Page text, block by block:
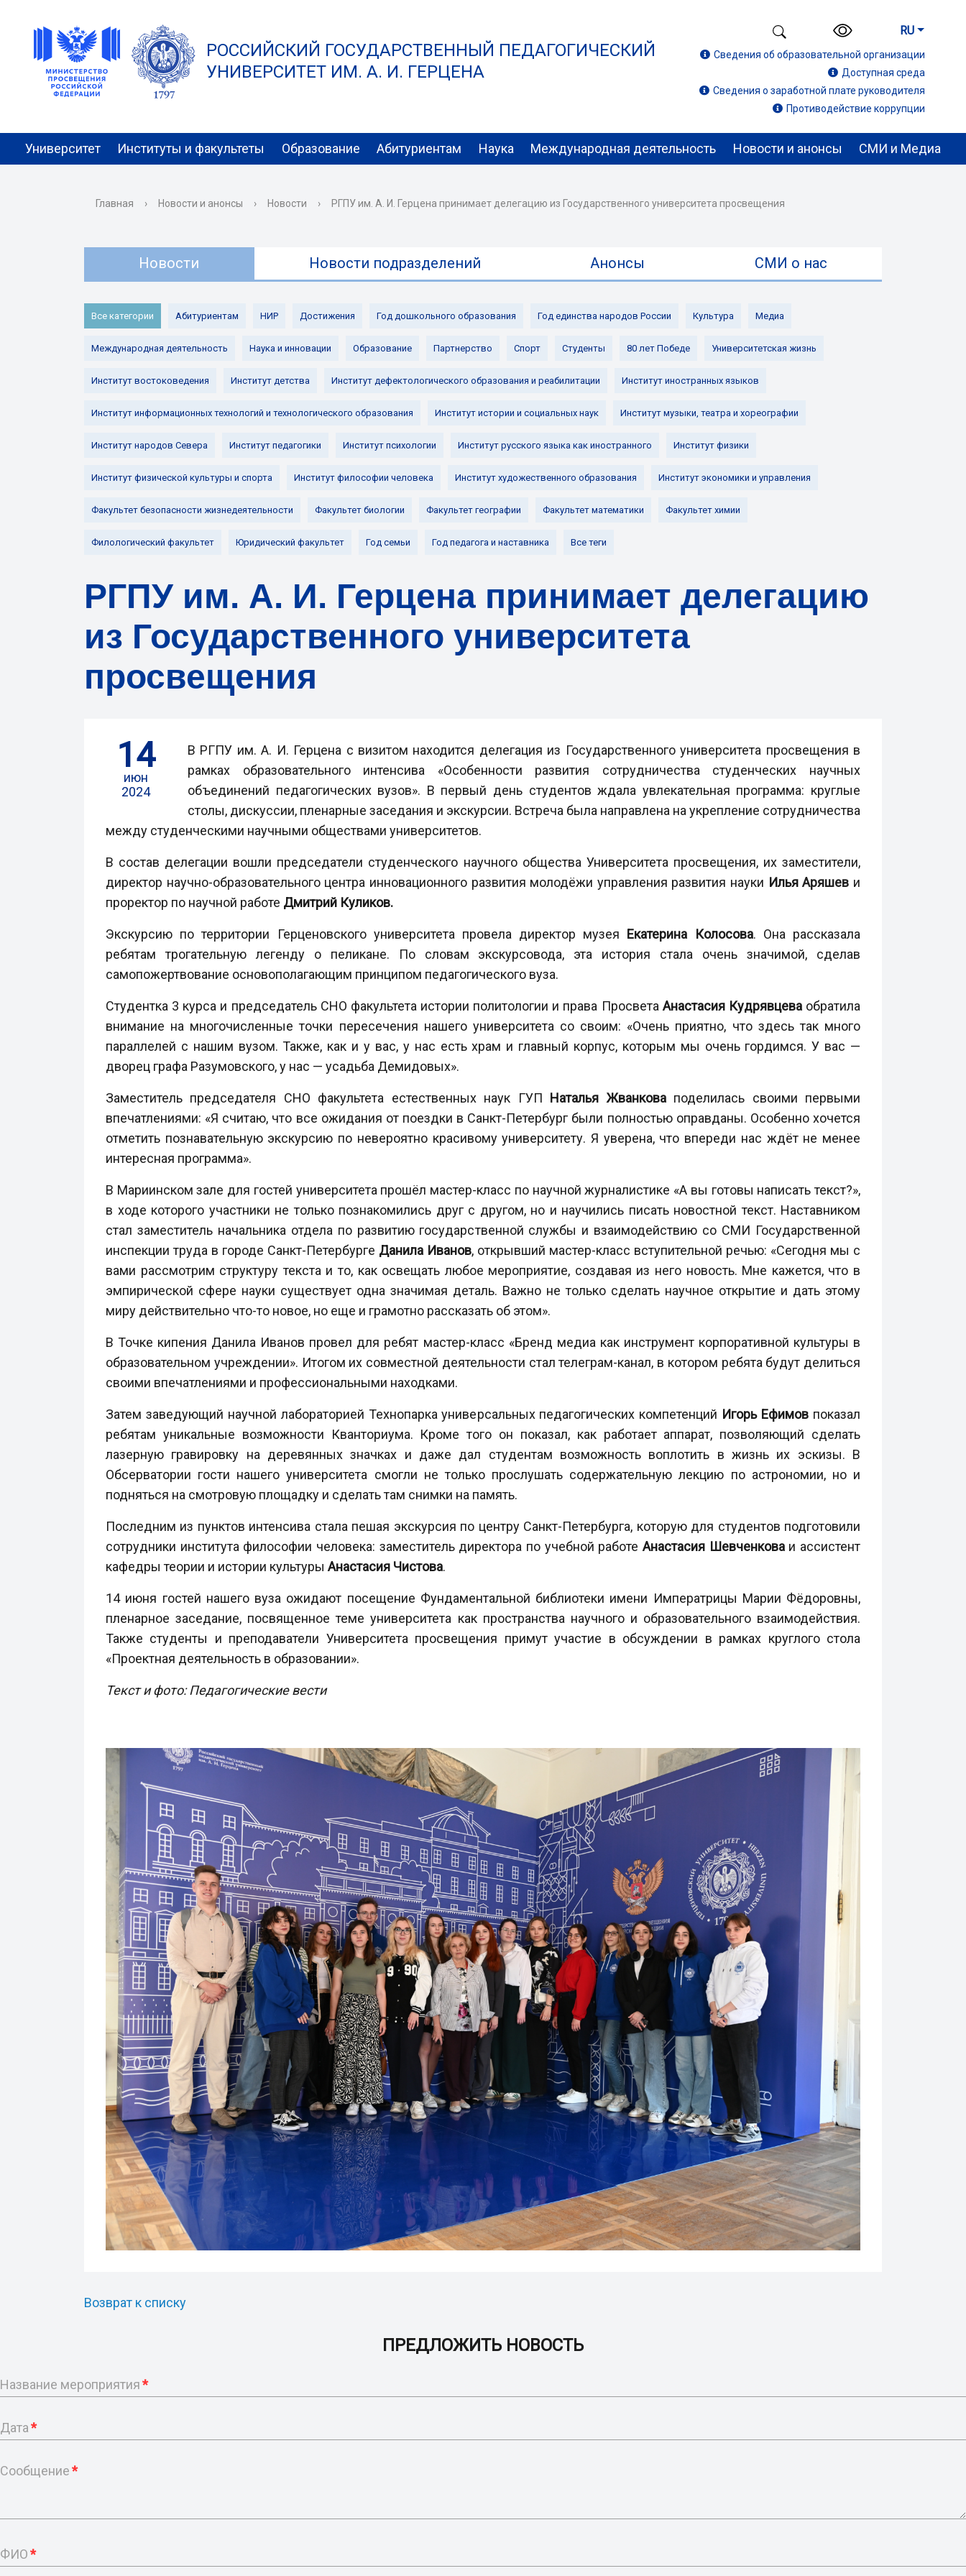
РОССИЙСКИЙ ГОСУДАРСТВЕННЫЙ ПЕДАГОГИЧЕСКИЙ
УНИВЕРСИТЕТ ИМ. А. И. ГЕРЦЕНА
RU
Сведения об образовательной организации
Доступная среда
Сведения о заработной плате руководителя
Противодействие коррупции
Университет Институты и факультеты Образование Абитуриентам Наука Международная деятельность Новости и анонсы СМИ и Медиа
Главная › Новости и анонсы › Новости › РГПУ им. А. И. Герцена принимает делегацию из Государственного университета просвещения
Новости Новости подразделений Анонсы СМИ о нас
Все категории Абитуриентам НИР Достижения Год дошкольного образования Год единства народов России Культура Медиа
Международная деятельность Наука и инновации Образование Партнерство Спорт Студенты 80 лет Победе Университетская жизнь
Институт востоковедения Институт детства Институт дефектологического образования и реабилитации Институт иностранных языков
Институт информационных технологий и технологического образования Институт истории и социальных наук Институт музыки, театра и хореографии
Институт народов Севера Институт педагогики Институт психологии Институт русского языка как иностранного Институт физики
Институт физической культуры и спорта Институт философии человека Институт художественного образования Институт экономики и управления
Факультет безопасности жизнедеятельности Факультет биологии Факультет географии Факультет математики Факультет химии
Филологический факультет Юридический факультет Год семьи Год педагога и наставника Все теги
РГПУ им. А. И. Герцена принимает делегацию
из Государственного университета
просвещения
14
июн
2024
В РГПУ им. А. И. Герцена с визитом находится делегация из Государственного университета просвещения в
рамках образовательного интенсива «Особенности развития сотрудничества студенческих научных
объединений педагогических вузов». В первый день студентов ждала увлекательная программа: круглые
столы, дискуссии, пленарные заседания и экскурсии. Встреча была направлена на укрепление сотрудничества
между студенческими научными обществами университетов.
В состав делегации вошли председатели студенческого научного общества Университета просвещения, их заместители,
директор научно-образовательного центра инновационного развития молодёжи управления развития науки ИльяАряшев и
проректор по научной работе Дмитрий Куликов.
Экскурсию по территории Герценовского университета провела директор музея Екатерина Колосова. Она рассказала
ребятам трогательную легенду о пеликане. По словам экскурсовода, эта история стала очень значимой, сделав
самопожертвование основополагающим принципом педагогического вуза.
Студентка 3 курса и председатель СНО факультета истории политологии и права Просвета Анастасия Кудрявцева обратила
внимание на многочисленные точки пересечения нашего университета со своим: «Очень приятно, что здесь так много
параллелей с нашим вузом. Также, как и у вас, у нас есть храм и главный корпус, которым мы очень гордимся. У вас —
дворец графа Разумовского, у нас — усадьба Демидовых».
Заместитель председателя СНО факультета естественных наук ГУП Наталья Жванкова поделилась своими первыми
впечатлениями: «Я считаю, что все ожидания от поездки в Санкт-Петербург были полностью оправданы. Особенно хочется
отметить познавательную экскурсию по невероятно красивому университету. Я уверена, что впереди нас ждёт не менее
интересная программа».
В Мариинском зале для гостей университета прошёл мастер-класс по научной журналистике «А вы готовы написать текст?»,
в ходе которого участники не только познакомились друг с другом, но и научились писать новостной текст. Наставником
стал заместитель начальника отдела по развитию государственной службы и взаимодействию со СМИ Государственной
инспекции труда в городе Санкт-Петербурге Данила Иванов, открывший мастер-класс вступительной речью: «Сегодня мы с
вами рассмотрим структуру текста и то, как освещать любое мероприятие, создавая из него новость. Мне кажется, что в
эмпирической сфере науки существует одна значимая деталь. Важно не только сделать научное открытие и дать этому
миру действительно что-то новое, но еще и грамотно рассказать об этом».
В Точке кипения Данила Иванов провел для ребят мастер-класс «Бренд медиа как инструмент корпоративной культуры в
образовательном учреждении». Итогом их совместной деятельности стал телеграм-канал, в котором ребята будут делиться
своими впечатлениями и профессиональными находками.
Затем заведующий научной лабораторией Технопарка универсальных педагогических компетенций Игорь Ефимов показал
ребятам уникальные возможности Кванториума. Кроме того он показал, как работает аппарат, позволяющий сделать
лазерную гравировку на деревянных значках и даже дал студентам возможность воплотить в жизнь их эскизы. В
Обсерватории гости нашего университета смогли не только прослушать содержательную лекцию по астрономии, но и
подняться на смотровую площадку и сделать там снимки на память.
Последним из пунктов интенсива стала пешая экскурсия по центру Санкт-Петербурга, которую для студентов подготовили
сотрудники института философии человека: заместитель директора по учебной работе Анастасия Шевченкова и ассистент
кафедры теории и истории культуры Анастасия Чистова.
14 июня гостей нашего вуза ожидают посещение Фундаментальной библиотеки имени Императрицы Марии Фёдоровны,
пленарное заседание, посвященное теме университета как пространства научного и образовательного взаимодействия.
Также студенты и преподаватели Университета просвещения примут участие в обсуждении в рамках круглого стола
«Проектная деятельность в образовании».
Текст и фото: Педагогические вести
Возврат к списку
ПРЕДЛОЖИТЬ НОВОСТЬ
Название мероприятия*
Дата*
Сообщение*
ФИО*